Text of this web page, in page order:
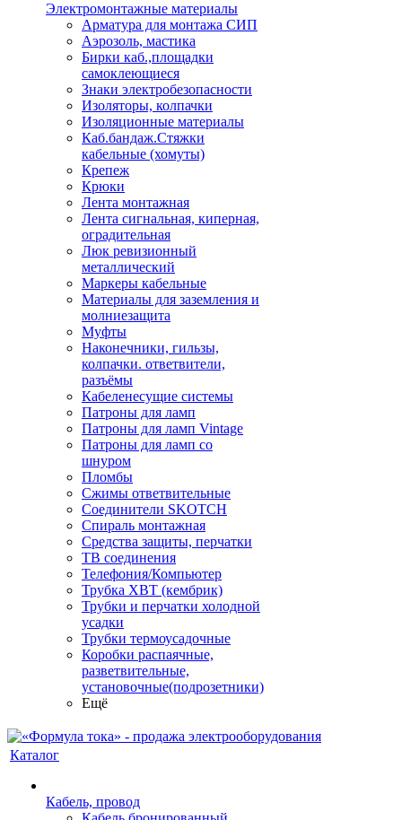
Электромонтажные материалы
Арматура для монтажа СИП
Аэрозоль, мастика
Бирки каб.,площадки
самоклеющиеся
Знаки электробезопасности
Изоляторы, колпачки
Изоляционные материалы
Каб.бандаж.Стяжки
кабельные (хомуты)
Крепеж
Крюки
Лента монтажная
Лента сигнальная, киперная,
оградительная
Люк ревизионный
металлический
Маркеры кабельные
Материалы для заземления и
молниезащита
Муфты
Наконечники, гильзы,
колпачки. ответвители,
разъёмы
Кабеленесущие системы
Патроны для ламп
Патроны для ламп Vintage
Патроны для ламп со
шнуром
Пломбы
Сжимы ответвительные
Соединители SKOTCH
Спираль монтажная
Средства защиты, перчатки
ТВ соединения
Телефония/Компьютер
Трубка ХВТ (кембрик)
Трубки и перчатки холодной
усадки
Трубки термоусадочные
Коробки распаячные,
разветвительные,
установочные(подрозетники)
Ещё
Каталог
Кабель, провод